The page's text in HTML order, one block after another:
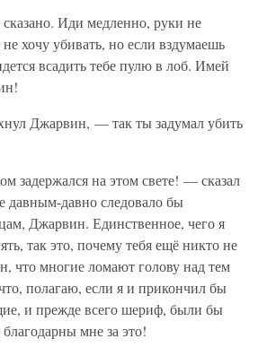
Иди медленно, руки не
хочу убивать, но если вздумаешь
всадить тебе пулю в лоб. Имей
Джарвин, — так ты задумал убить
задержался на этом свете! — сказал
давно следовало бы
Джарвин. Единственное, чего я
так это, почему тебя ещё никто не
что многие ломают голову над тем
полагаю, если я и прикончил бы
и прежде всего шериф, были бы
мне за это!